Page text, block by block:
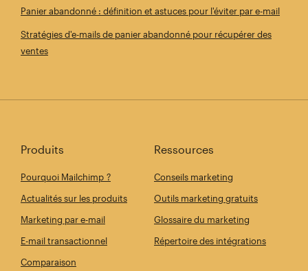
Panier abandonné : définition et astuces pour l'éviter par e-mail
Stratégies d'e-mails de panier abandonné pour récupérer des
ventes
Produits
Pourquoi Mailchimp ?
Actualités sur les produits
Marketing par e-mail
E-mail transactionnel
Comparaison
Ressources
Conseils marketing
Outils marketing gratuits
Glossaire du marketing
Répertoire des intégrations